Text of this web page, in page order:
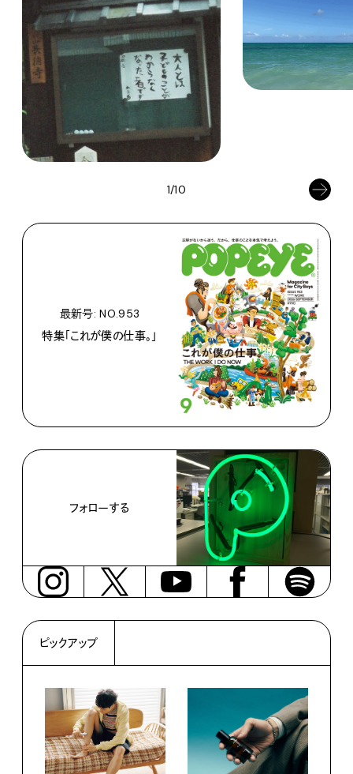
1/10
最新号: NO.953
特集「これが僕の仕事。」
フォローする
ピックアップ